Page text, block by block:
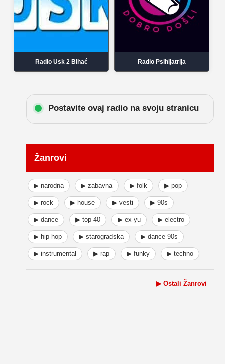
Radio Usk 2 Bihać Radio Psihijatrija
Postavite ovaj radio na svoju stranicu
Žanrovi
▶ narodna ▶ zabavna ▶ folk ▶ pop
▶ rock ▶ house ▶ vesti ▶ 90s
▶ dance ▶ top 40 ▶ ex-yu ▶ electro
▶ hip-hop ▶ starogradska ▶ dance 90s
▶ instrumental ▶ rap ▶ funky ▶ techno
▶ Ostali Žanrovi